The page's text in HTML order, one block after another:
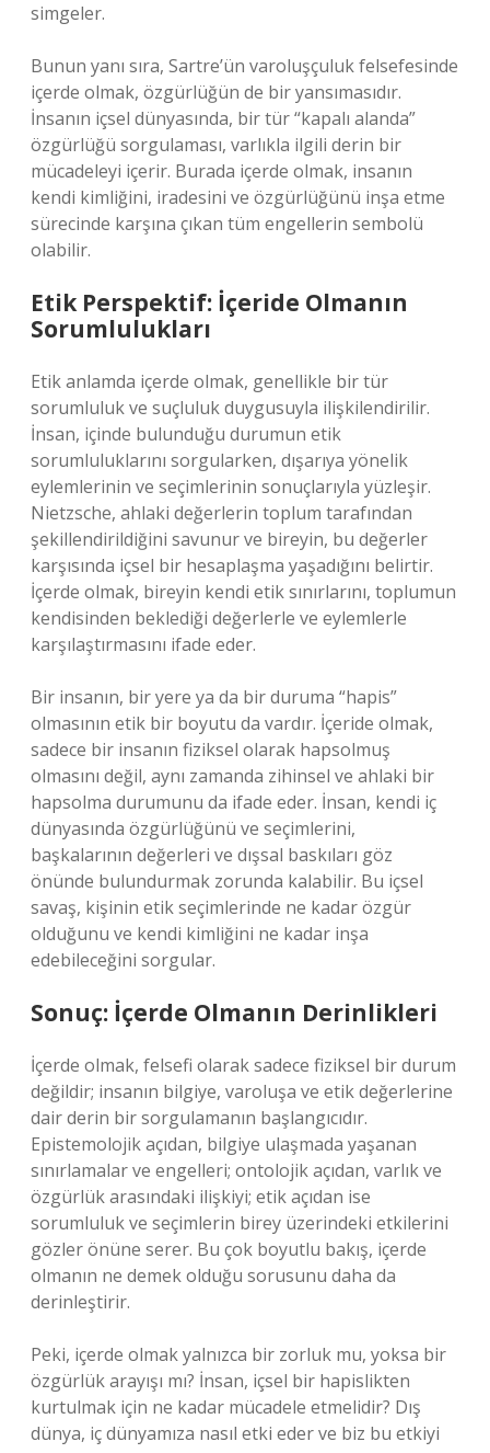
simgeler.
Bunun yanı sıra, Sartre’ün varoluşçuluk felsefesinde
içerde olmak, özgürlüğün de bir yansımasıdır.
İnsanın içsel dünyasında, bir tür “kapalı alanda”
özgürlüğü sorgulaması, varlıkla ilgili derin bir
mücadeleyi içerir. Burada içerde olmak, insanın
kendi kimliğini, iradesini ve özgürlüğünü inşa etme
sürecinde karşına çıkan tüm engellerin sembolü
olabilir.
Etik Perspektif: İçeride Olmanın
Sorumlulukları
Etik anlamda içerde olmak, genellikle bir tür
sorumluluk ve suçluluk duygusuyla ilişkilendirilir.
İnsan, içinde bulunduğu durumun etik
sorumluluklarını sorgularken, dışarıya yönelik
eylemlerinin ve seçimlerinin sonuçlarıyla yüzleşir.
Nietzsche, ahlaki değerlerin toplum tarafından
şekillendirildiğini savunur ve bireyin, bu değerler
karşısında içsel bir hesaplaşma yaşadığını belirtir.
İçerde olmak, bireyin kendi etik sınırlarını, toplumun
kendisinden beklediği değerlerle ve eylemlerle
karşılaştırmasını ifade eder.
Bir insanın, bir yere ya da bir duruma “hapis”
olmasının etik bir boyutu da vardır. İçeride olmak,
sadece bir insanın fiziksel olarak hapsolmuş
olmasını değil, aynı zamanda zihinsel ve ahlaki bir
hapsolma durumunu da ifade eder. İnsan, kendi iç
dünyasında özgürlüğünü ve seçimlerini,
başkalarının değerleri ve dışsal baskıları göz
önünde bulundurmak zorunda kalabilir. Bu içsel
savaş, kişinin etik seçimlerinde ne kadar özgür
olduğunu ve kendi kimliğini ne kadar inşa
edebileceğini sorgular.
Sonuç: İçerde Olmanın Derinlikleri
İçerde olmak, felsefi olarak sadece fiziksel bir durum
değildir; insanın bilgiye, varoluşa ve etik değerlerine
dair derin bir sorgulamanın başlangıcıdır.
Epistemolojik açıdan, bilgiye ulaşmada yaşanan
sınırlamalar ve engelleri; ontolojik açıdan, varlık ve
özgürlük arasındaki ilişkiyi; etik açıdan ise
sorumluluk ve seçimlerin birey üzerindeki etkilerini
gözler önüne serer. Bu çok boyutlu bakış, içerde
olmanın ne demek olduğu sorusunu daha da
derinleştirir.
Peki, içerde olmak yalnızca bir zorluk mu, yoksa bir
özgürlük arayışı mı? İnsan, içsel bir hapislikten
kurtulmak için ne kadar mücadele etmelidir? Dış
dünya, iç dünyamıza nasıl etki eder ve biz bu etkiyi